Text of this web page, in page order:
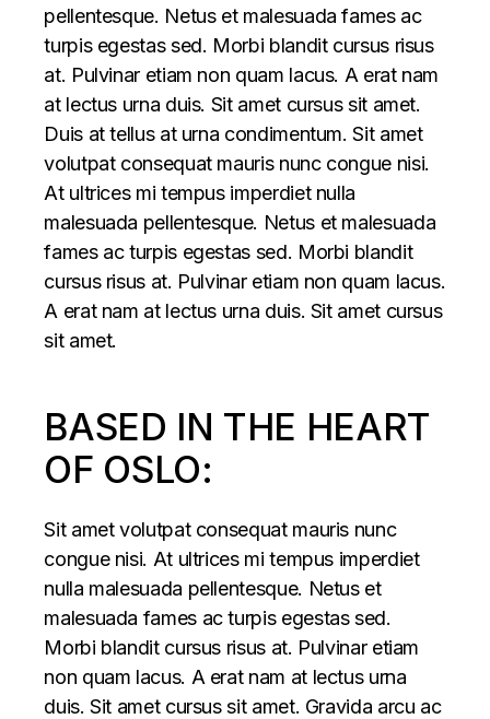
pellentesque. Netus et malesuada fames ac
turpis egestas sed. Morbi blandit cursus risus
at. Pulvinar etiam non quam lacus. A erat nam
at lectus urna duis. Sit amet cursus sit amet.
Duis at tellus at urna condimentum. Sit amet
volutpat consequat mauris nunc congue nisi.
At ultrices mi tempus imperdiet nulla
malesuada pellentesque. Netus et malesuada
fames ac turpis egestas sed. Morbi blandit
cursus risus at. Pulvinar etiam non quam lacus.
A erat nam at lectus urna duis. Sit amet cursus
sit amet.
BASED IN THE HEART
OF OSLO:
Sit amet volutpat consequat mauris nunc
congue nisi. At ultrices mi tempus imperdiet
nulla malesuada pellentesque. Netus et
malesuada fames ac turpis egestas sed.
Morbi blandit cursus risus at. Pulvinar etiam
non quam lacus. A erat nam at lectus urna
duis. Sit amet cursus sit amet. Gravida arcu ac